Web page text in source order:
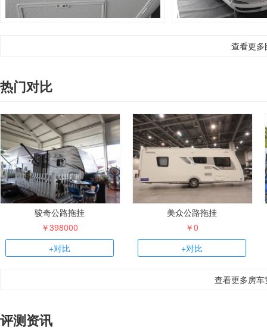
查看更多
热门对比
骏奇公路拖挂
￥398000
+对比
美众公路拖挂
￥0
+对比
查看更多房
评测资讯